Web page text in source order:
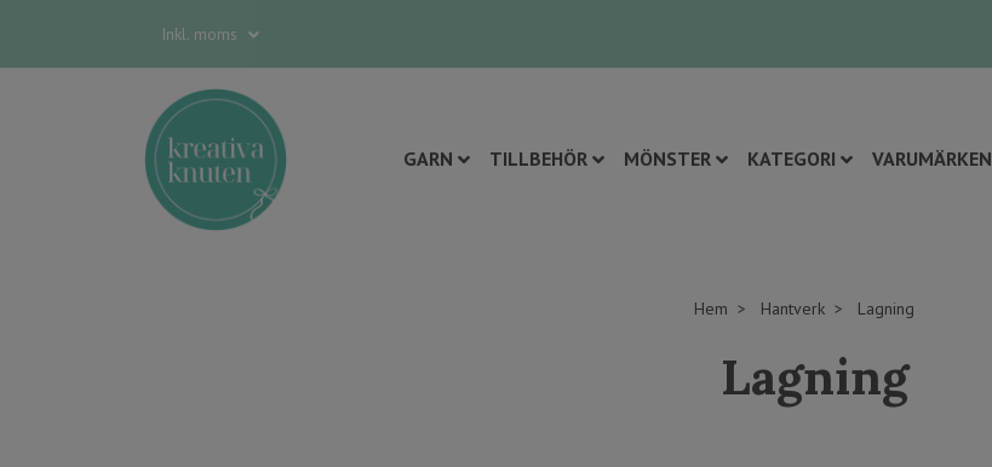
Inkl. moms
GARN TILLBEHÖR MÖNSTER KATEGORI VARUMÄRKEN
Hem Hantverk Lagning
Lagning